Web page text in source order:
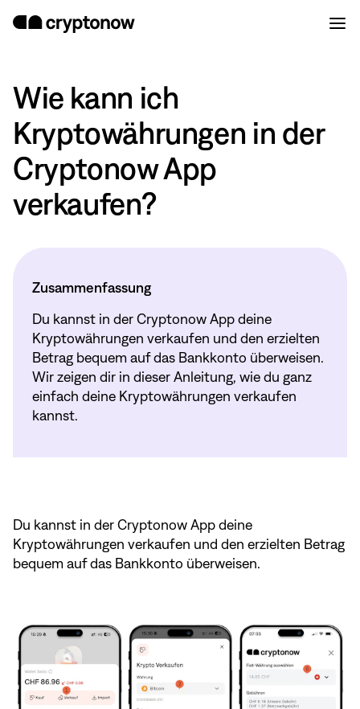
Wie kann ich
Kryptowährungen in der
Cryptonow App
verkaufen?
Zusammenfassung
Du kannst in der Cryptonow App deine
Kryptowährungen verkaufen und den erzielten
Betrag bequem auf das Bankkonto überweisen.
Wir zeigen dir in dieser Anleitung, wie du ganz
einfach deine Kryptowährungen verkaufen
kannst.
Du kannst in der Cryptonow App deine
Kryptowährungen verkaufen und den erzielten Betrag
bequem auf das Bankkonto überweisen.